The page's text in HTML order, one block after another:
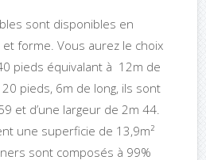
sont disponibles en
forme. Vous aurez le choix
pieds équivalant à 12m de
pieds, 6m de long, ils sont
et d’une largeur de 2m 44.
une superficie de 13,9m²
sont composés à 99%